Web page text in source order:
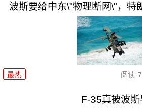
波斯要给中东\"物理断网\"，特
最热 阅读
F-35真被波